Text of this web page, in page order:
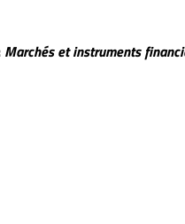
Marchés et instruments